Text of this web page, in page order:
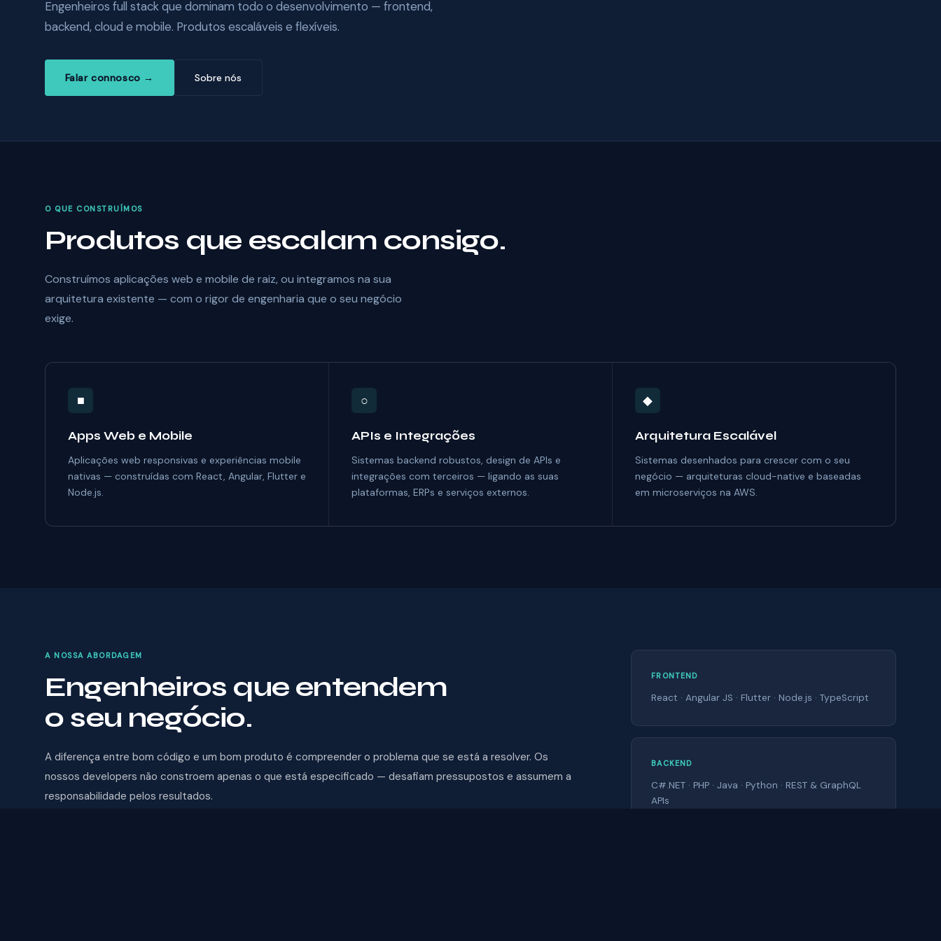
Engenheiros full stack que dominam todo o desenvolvimento — frontend,
backend, cloud e mobile. Produtos escaláveis e flexíveis.
Falar connosco → Sobre nós
O QUE CONSTRUÍMOS
Produtos que escalam consigo.
Construímos aplicações web e mobile de raiz, ou integramos na sua
arquitetura existente — com o rigor de engenharia que o seu negócio
exige.
■
Apps Web e Mobile
Aplicações web responsivas e experiências mobile
nativas — construídas com React, Angular, Flutter e
Node.js.
○
APIs e Integrações
Sistemas backend robustos, design de APIs e
integrações com terceiros — ligando as suas
plataformas, ERPs e serviços externos.
◆
Arquitetura Escalável
Sistemas desenhados para crescer com o seu
negócio — arquiteturas cloud-native e baseadas
em microserviços na AWS.
A NOSSA ABORDAGEM
Engenheiros que entendem
o seu negócio.
A diferença entre bom código e um bom produto é compreender o problema que se está a resolver. Os
nossos developers não constroem apenas o que está especificado — desafiam pressupostos e assumem a
responsabilidade pelos resultados.
FRONTEND
React · Angular JS · Flutter · Node.js · TypeScript
BACKEND
C#.NET · PHP · Java · Python · REST & GraphQL
APIs